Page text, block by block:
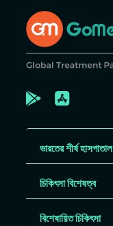
ভারতের শীর্ষ হাসপাতাল
চিকিৎসা বিশেষত্ব
বিশেষায়িত চিকিৎসা